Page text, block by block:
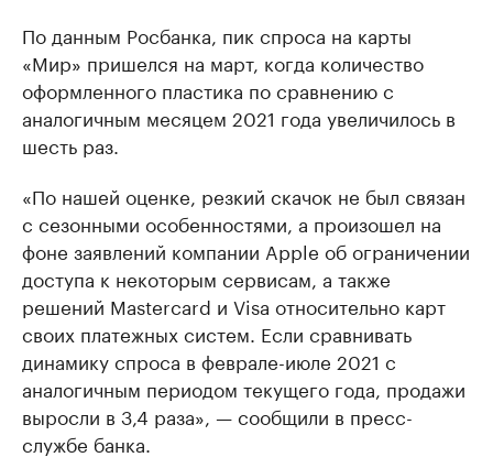
По данным Росбанка, пик спроса на карты
«Мир» пришелся на март, когда количество
оформленного пластика по сравнению с
аналогичным месяцем 2021 года увеличилось в
шесть раз.
«По нашей оценке, резкий скачок не был связан
с сезонными особенностями, а произошел на
фоне заявлений компании Apple об ограничении
доступа к некоторым сервисам, а также
решений Mastercard и Visa относительно карт
своих платежных систем. Если сравнивать
динамику спроса в феврале-июле 2021 с
аналогичным периодом текущего года, продажи
выросли в 3,4 раза», — сообщили в пресс-
службе банка.